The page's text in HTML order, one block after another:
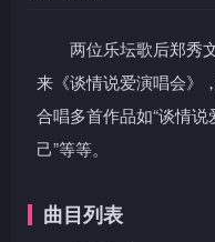
两位乐坛歌后郑秀
来《谈情说爱演唱会》
合唱多首作品如“谈情说
己”等等。
曲目列表